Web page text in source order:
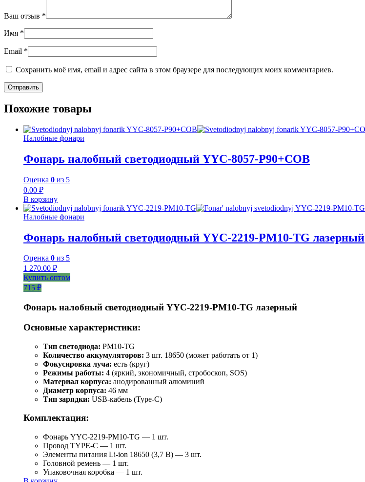
Ваш отзыв *
Имя *
Email *
Сохранить моё имя, email и адрес сайта в этом браузере для последующих моих комментариев.
Похожие товары
Налобные фонари
Фонарь налобный светодиодный YYC-8057-P90+COB
Оценка 0 из 5
0.00 ₽
В корзину
Налобные фонари
Фонарь налобный светодиодный YYC-2219-PM10-TG лазерный
Оценка 0 из 5
1 270.00 ₽
Купить оптом
715 ₽
Фонарь налобный светодиодный YYC-2219-PM10-TG лазерный
Основные характеристики:
Тип светодиода: PM10-TG
Количество аккумуляторов: 3 шт. 18650 (может работать от 1)
Фокусировка луча: есть (круг)
Режимы работы: 4 (яркий, экономичный, стробоскоп, SOS)
Материал корпуса: анодированный алюминий
Диаметр корпуса: 46 мм
Тип зарядки: USB-кабель (Type-C)
Комплектация:
Фонарь YYC-2219-PM10-TG — 1 шт.
Провод TYPE-C — 1 шт.
Элементы питания Li-ion 18650 (3,7 В) — 3 шт.
Головной ремень — 1 шт.
Упаковочная коробка — 1 шт.